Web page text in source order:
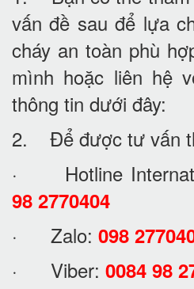
vấn đề sau để lựa
cháy an toàn phù
mình hoặc liên hệ
thông tin dưới đây:
2. Để được tư vấn
· Hotline
98 2770404
· Zalo: 098
· Viber: 0084 98